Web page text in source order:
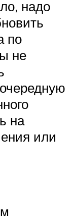
надо
по
не
на
или